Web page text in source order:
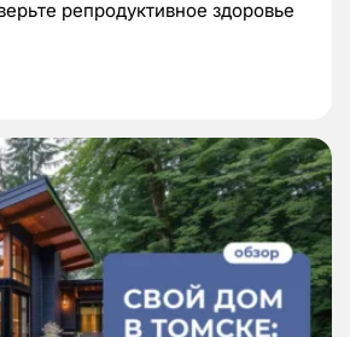
репродуктивное здоровье